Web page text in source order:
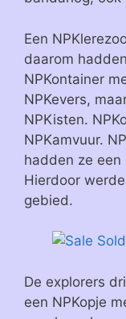
Een
daarom
NPKontainer
NPKevers,
NPKisten.
NPKamvuur.
hadden ze
Hierdoor
gebied.
De explorers
een NPKopje